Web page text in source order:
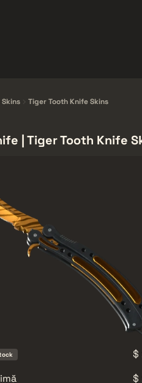
Tiger Tooth Knife Skins
| Tiger Tooth Knife
$
$